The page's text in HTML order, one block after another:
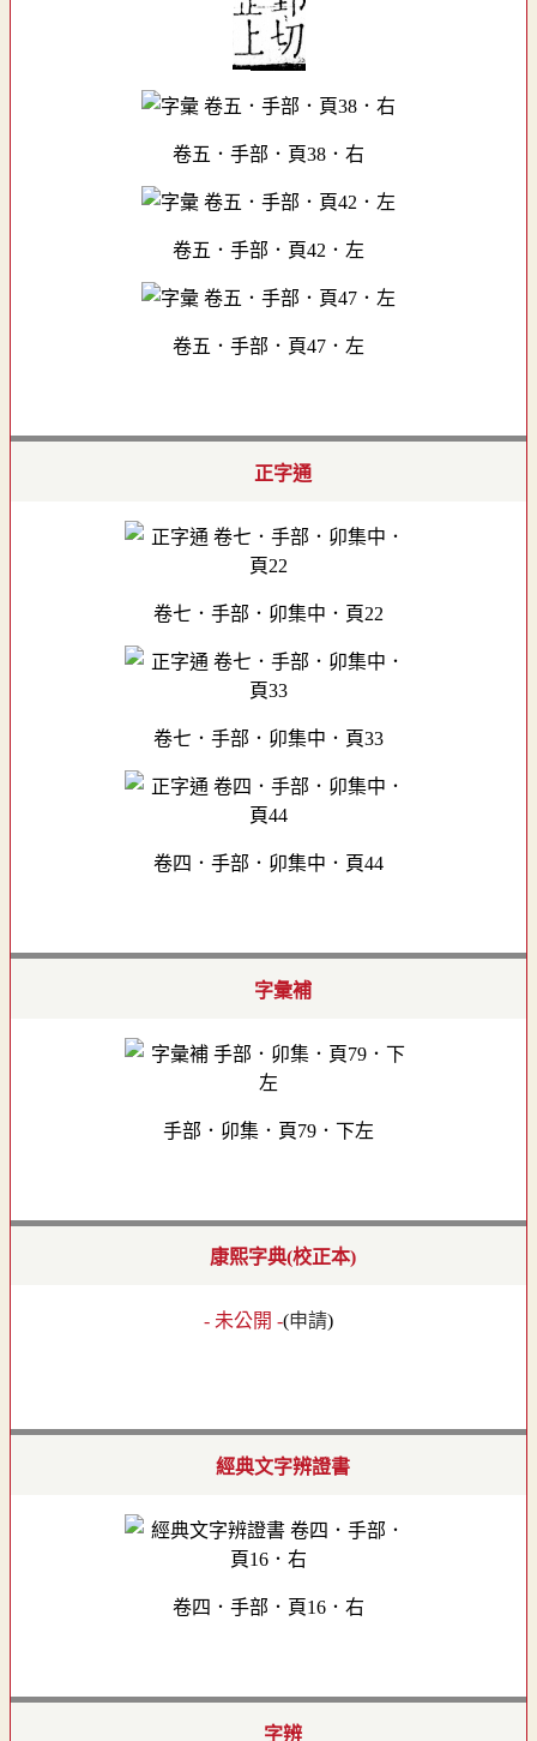
卷五．手部．頁38．右
卷五．手部．頁42．左
卷五．手部．頁47．左
正字通
卷七．手部．卯集中．頁22
卷七．手部．卯集中．頁33
卷四．手部．卯集中．頁44
字彙補
手部．卯集．頁79．下左
康熙字典(校正本)
- 未公開 -(申請)
經典文字辨證書
卷四．手部．頁16．右
字辨